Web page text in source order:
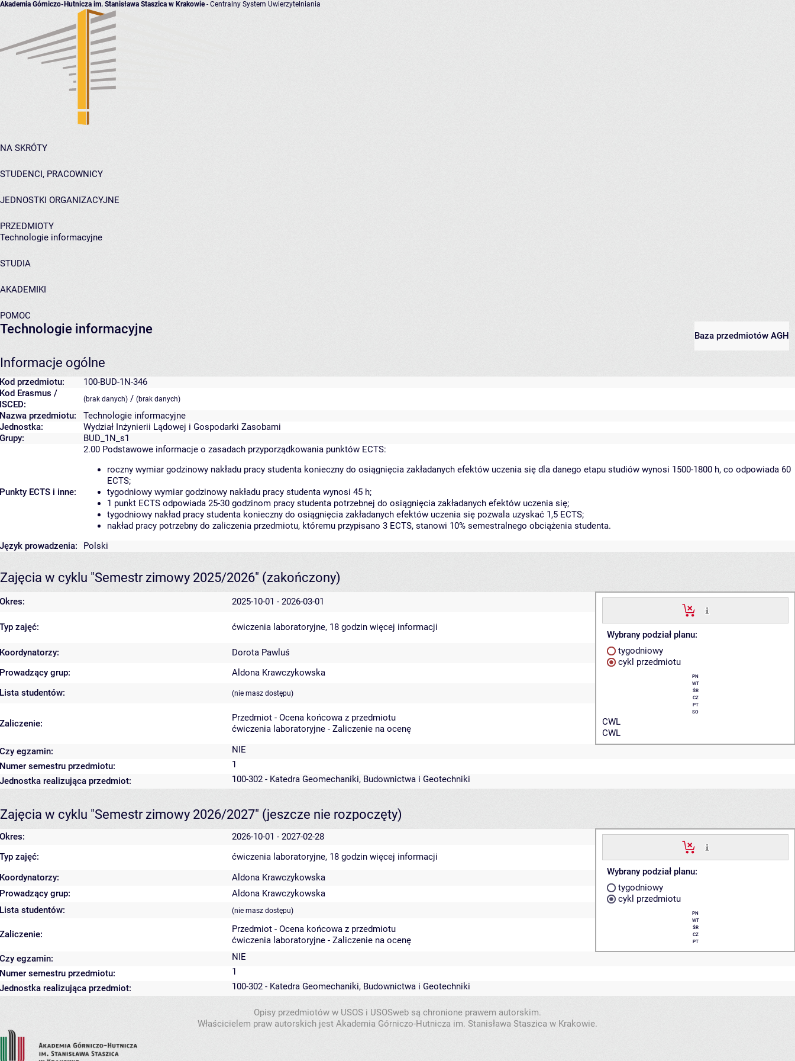
Akademia Górniczo-Hutnicza im. Stanisława Staszica w Krakowie- Centralny System Uwierzytelniania
NA SKRÓTY
STUDENCI, PRACOWNICY
JEDNOSTKI ORGANIZACYJNE
PRZEDMIOTY
Technologie informacyjne
STUDIA
AKADEMIKI
POMOC
Baza przedmiotów AGH
Technologie informacyjne
Informacje ogólne
Kod przedmiotu:
100-BUD-1N-346
Kod Erasmus /
ISCED:
(brak danych) / (brak danych)
Nazwa przedmiotu:
Technologie informacyjne
Jednostka:
Wydział Inżynierii Lądowej i Gospodarki Zasobami
Grupy:
BUD_1N_s1
Punkty ECTS i inne:
2.00 Podstawowe informacje o zasadach przyporządkowania punktów ECTS:
roczny wymiar godzinowy nakładu pracy studenta konieczny do osiągnięcia zakładanych efektów uczenia się dla danego etapu studiów wynosi 1500-1800 h, co odpowiada 60
ECTS;
tygodniowy wymiar godzinowy nakładu pracy studenta wynosi 45 h;
1 punkt ECTS odpowiada 25-30 godzinom pracy studenta potrzebnej do osiągnięcia zakładanych efektów uczenia się;
tygodniowy nakład pracy studenta konieczny do osiągnięcia zakładanych efektów uczenia się pozwala uzyskać 1,5 ECTS;
nakład pracy potrzebny do zaliczenia przedmiotu, któremu przypisano 3 ECTS, stanowi 10% semestralnego obciążenia studenta.
Język prowadzenia:
Polski
Zajęcia w cyklu "Semestr zimowy 2025/2026" (zakończony)
Okres: 2025-10-01 - 2026-03-01
Wybrany podział planu:
tygodniowy
cykl przedmiotu
PN
WT
ŚR
CZ
PT
SO
CWL
CWL
Typ zajęć: ćwiczenia laboratoryjne, 18 godzin więcej informacji
Koordynatorzy:
Dorota Pawluś
Prowadzący grup:
Aldona Krawczykowska
Lista studentów:
(nie masz dostępu)
Zaliczenie:
Przedmiot - Ocena końcowa z przedmiotu
ćwiczenia laboratoryjne - Zaliczenie na ocenę
Czy egzamin:
NIE
Numer semestru przedmiotu:
1
Jednostka realizująca przedmiot:
100-302 - Katedra Geomechaniki, Budownictwa i Geotechniki
Zajęcia w cyklu "Semestr zimowy 2026/2027" (jeszcze nie rozpoczęty)
Okres: 2026-10-01 - 2027-02-28
Wybrany podział planu:
tygodniowy
cykl przedmiotu
PN
WT
ŚR
CZ
PT
Typ zajęć: ćwiczenia laboratoryjne, 18 godzin więcej informacji
Koordynatorzy:
Aldona Krawczykowska
Prowadzący grup:
Aldona Krawczykowska
Lista studentów:
(nie masz dostępu)
Zaliczenie:
Przedmiot - Ocena końcowa z przedmiotu
ćwiczenia laboratoryjne - Zaliczenie na ocenę
Czy egzamin:
NIE
Numer semestru przedmiotu:
1
Jednostka realizująca przedmiot:
100-302 - Katedra Geomechaniki, Budownictwa i Geotechniki
Opisy przedmiotów w USOS i USOSweb są chronione prawem autorskim.
Właścicielem praw autorskich jest Akademia Górniczo-Hutnicza im. Stanisława Staszica w Krakowie.